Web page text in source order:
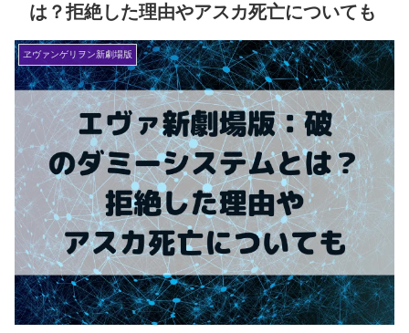
は？拒絶した理由やアスカ死亡についても
ヱヴァンゲリヲン新劇場版